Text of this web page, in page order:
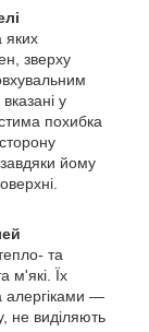
яких
зверху
у
похибка
йому
та
м'які. Їх
алергіками —
не виділяють